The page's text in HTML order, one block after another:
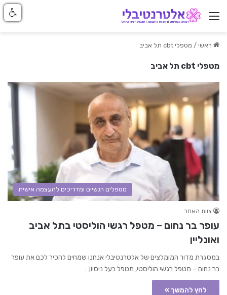
ניווט באתר
ראשי / מטפלי cbt תל אביב
מטפלי cbt תל אביב
מטפלים רגשיים ומדריכים להעצמה אישית
צוות האתר
עופר בר נחום – מטפל רגשי הוליסטי בתל אביב
ואונליין
במסגרת מדור המומלצים של אלטרנטיבלי אנחנו שמחים להכיר לכם את עופר
בר נחום – מטפל רגשי הוליסטי, מטפל בעל ניסיון…
לחץ להמשך »